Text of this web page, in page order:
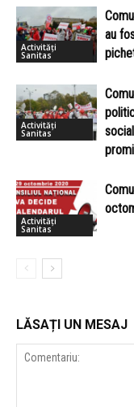
Activități
Sanitas
au
Activități
Sanitas
Activități
Sanitas
LĂSAȚI UN MESAJ